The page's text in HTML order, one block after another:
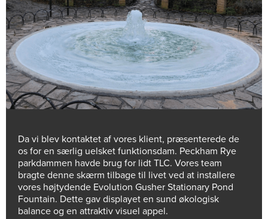
Da vi blev kontaktet af vores klient, præsenterede de
os for en særlig uelsket funktionsdam. Peckham Rye
parkdammen havde brug for lidt TLC. Vores team
bragte denne skærm tilbage til livet ved at installere
vores højtydende Evolution Gusher Stationary Pond
Fountain. Dette gav displayet en sund økologisk
balance og en attraktiv visuel appel.